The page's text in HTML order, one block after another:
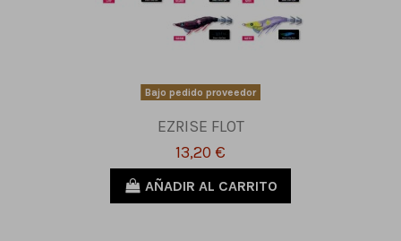
Bajo pedido proveedor
EZRISE FLOT
13,20 €
AÑADIR AL CARRITO